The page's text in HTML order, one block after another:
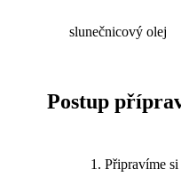
slunečnicový olej
Postup
Připravíme